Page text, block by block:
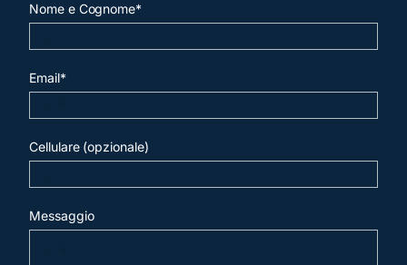
Nome e Cognome*
Email*
Cellulare (opzionale)
Messaggio